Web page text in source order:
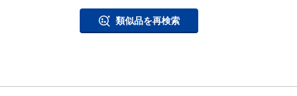
類似品を再検索